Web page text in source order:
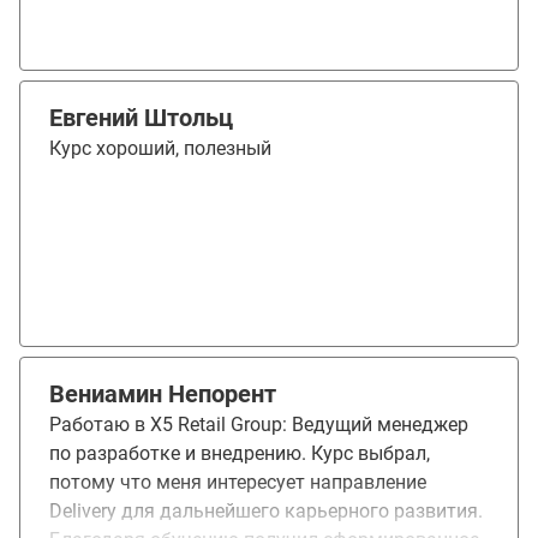
Евгений Штольц
Курс хороший, полезный
Вениамин Непорент
Работаю в Х5 Retail Group: Ведущий менеджер
по разработке и внедрению. Курс выбрал,
потому что меня интересует направление
Delivery для дальнейшего карьерного развития.